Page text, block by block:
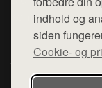
indhold og
siden
Cookie- og
Kontakt